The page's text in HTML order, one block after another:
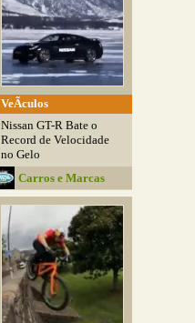
VeÃ­culos
Nissan GT-R Bate o
Record de Velocidade
no Gelo
Carros e Marcas